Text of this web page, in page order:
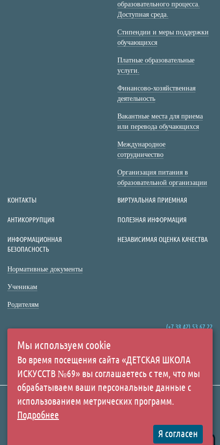
образовательного процесса.
Доступная среда.
Стипендии и меры поддержки
обучающихся
Платные образовательные
услуги.
Финансово-хозяйственная
деятельность
Вакантные места для приема
или перевода обучающихся
Международное
сотрудничество
Организация питания в
образовательной организации
КОНТАКТЫ ВИРТУАЛЬНАЯ ПРИЕМНАЯ
АНТИКОРРУПЦИЯ ПОЛЕЗНАЯ ИНФОРМАЦИЯ
ИНФОРМАЦИОННАЯ
БЕЗОПАСНОСТЬ
Нормативные документы
Ученикам
Родителям
НЕЗАВИСИМАЯ ОЦЕНКА КАЧЕСТВА
(+7 38 42) 53 67 22
г. Кемерово,
пр. Ленина, 137/2
Создание сайта:
МАУДО "Детская Школа Искусств №69" © 2010-
Мы используем cookie
Во время посещения сайта «ДЕТСКАЯ ШКОЛА
ИСКУССТВ №69» вы соглашаетесь с тем, что мы
обрабатываем ваши персональные данные с
использованием метрических программ.
Подробнее
Я согласен